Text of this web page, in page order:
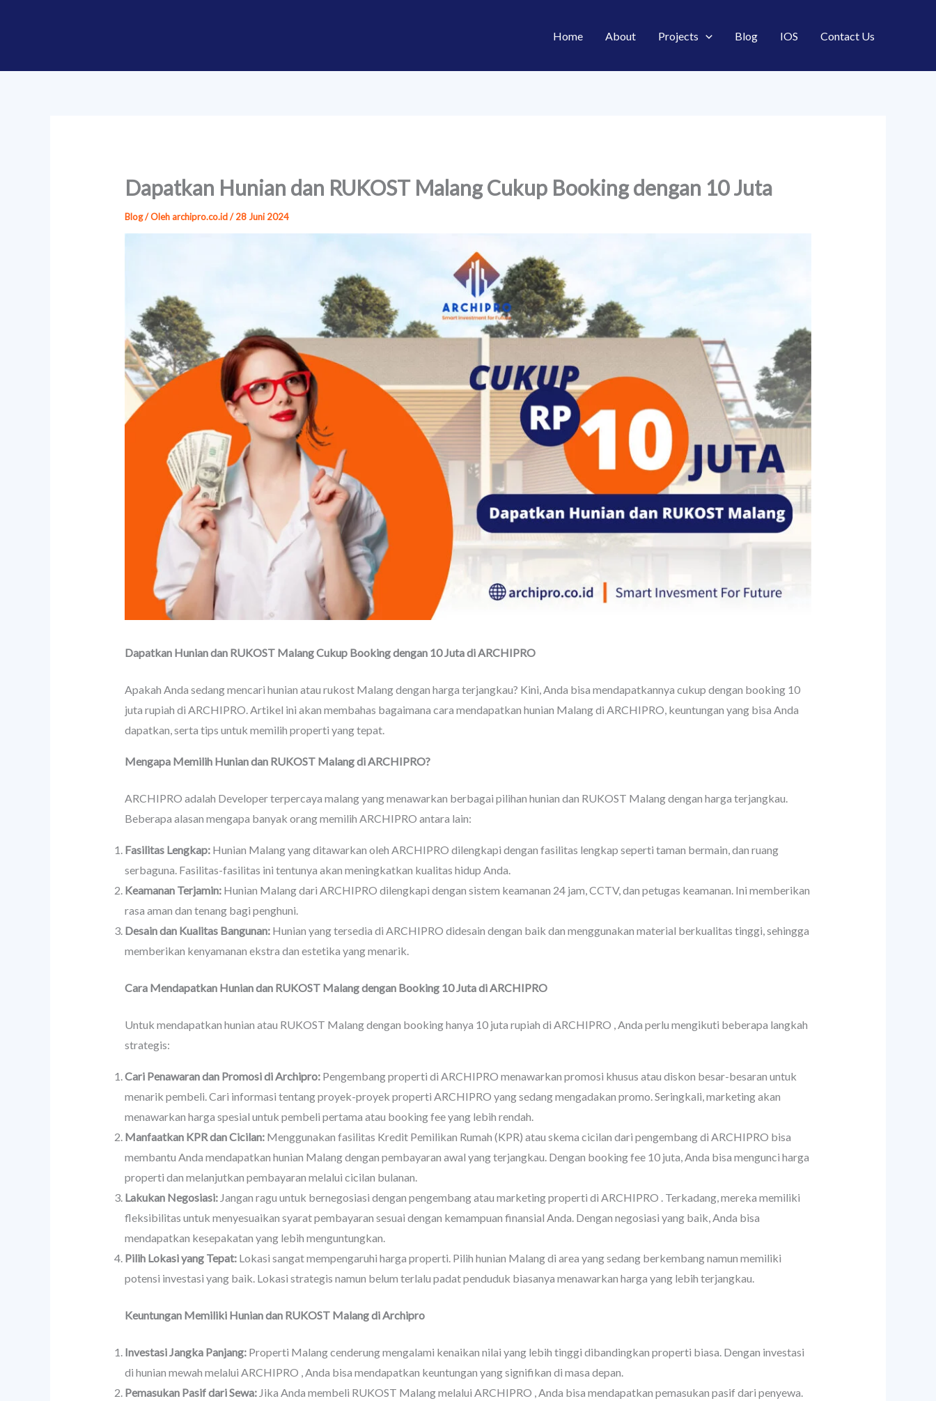
Home About Projects Blog IOS Contact Us
Dapatkan Hunian dan RUKOST Malang Cukup Booking dengan 10 Juta
Blog/ Oleh archipro.co.id/28 Juni 2024
Dapatkan Hunian dan RUKOST Malang Cukup Booking dengan 10 Juta diARCHIPRO
Apakah Anda sedang mencari hunian atau rukost Malang dengan harga terjangkau? Kini, Anda bisa mendapatkannya cukup dengan booking 10
juta rupiah di ARCHIPRO. Artikel ini akan membahas bagaimana cara mendapatkan hunian Malang di ARCHIPRO, keuntungan yang bisa Anda
dapatkan, serta tips untuk memilih properti yang tepat.
Mengapa Memilih Hunian dan RUKOST Malang di ARCHIPRO?
ARCHIPRO adalah Developer terpercaya malang yang menawarkan berbagai pilihan hunian dan RUKOST Malang dengan harga terjangkau.
Beberapa alasan mengapa banyak orang memilih ARCHIPRO antara lain:
Fasilitas Lengkap:Hunian Malang yang ditawarkan oleh ARCHIPRO dilengkapi dengan fasilitas lengkap seperti taman bermain, dan ruang
serbaguna. Fasilitas-fasilitas ini tentunya akan meningkatkan kualitas hidup Anda.
Keamanan Terjamin:Hunian Malang dari ARCHIPRO dilengkapi dengan sistem keamanan 24 jam, CCTV, dan petugas keamanan. Ini memberikan
rasa aman dan tenang bagi penghuni.
Desain dan Kualitas Bangunan:Hunian yang tersedia di ARCHIPRO didesain dengan baik dan menggunakan material berkualitas tinggi, sehingga
memberikan kenyamanan ekstra dan estetika yang menarik.
Cara Mendapatkan Hunian dan RUKOST Malang dengan Booking 10 Juta di ARCHIPRO
Untuk mendapatkan hunian atau RUKOST Malang dengan booking hanya 10 juta rupiah di ARCHIPRO , Anda perlu mengikuti beberapa langkah
strategis:
Cari Penawaran dan Promosi di Archipro:Pengembang properti di ARCHIPRO menawarkan promosi khusus atau diskon besar-besaran untuk
menarik pembeli. Cari informasi tentang proyek-proyek properti ARCHIPRO yang sedang mengadakan promo. Seringkali, marketing akan
menawarkan harga spesial untuk pembeli pertama atau booking fee yang lebih rendah.
Manfaatkan KPR dan Cicilan:Menggunakan fasilitas Kredit Pemilikan Rumah (KPR) atau skema cicilan dari pengembang di ARCHIPRO bisa
membantu Anda mendapatkan hunian Malang dengan pembayaran awal yang terjangkau. Dengan booking fee 10 juta, Anda bisa mengunci harga
properti dan melanjutkan pembayaran melalui cicilan bulanan.
Lakukan Negosiasi:Jangan ragu untuk bernegosiasi dengan pengembang atau marketing properti di ARCHIPRO . Terkadang, mereka memiliki
fleksibilitas untuk menyesuaikan syarat pembayaran sesuai dengan kemampuan finansial Anda. Dengan negosiasi yang baik, Anda bisa
mendapatkan kesepakatan yang lebih menguntungkan.
Pilih Lokasi yang Tepat:Lokasi sangat mempengaruhi harga properti. Pilih hunian Malang di area yang sedang berkembang namun memiliki
potensi investasi yang baik. Lokasi strategis namun belum terlalu padat penduduk biasanya menawarkan harga yang lebih terjangkau.
Keuntungan Memiliki Hunian dan RUKOST Malang di Archipro
Investasi Jangka Panjang:Properti Malang cenderung mengalami kenaikan nilai yang lebih tinggi dibandingkan properti biasa. Dengan investasi
di hunian mewah melalui ARCHIPRO , Anda bisa mendapatkan keuntungan yang signifikan di masa depan.
Pemasukan Pasif dari Sewa:Jika Anda membeli RUKOST Malang melalui ARCHIPRO , Anda bisa mendapatkan pemasukan pasif dari penyewa.